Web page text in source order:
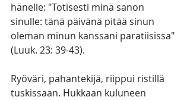
hänelle: "Totisesti minä sanon
sinulle: tänä päivänä pitää sinun
oleman minun kanssani paratiisissa"
(Luuk. 23: 39-43).
Ryöväri, pahantekijä, riippui ristillä
tuskissaan. Hukkaan kuluneen